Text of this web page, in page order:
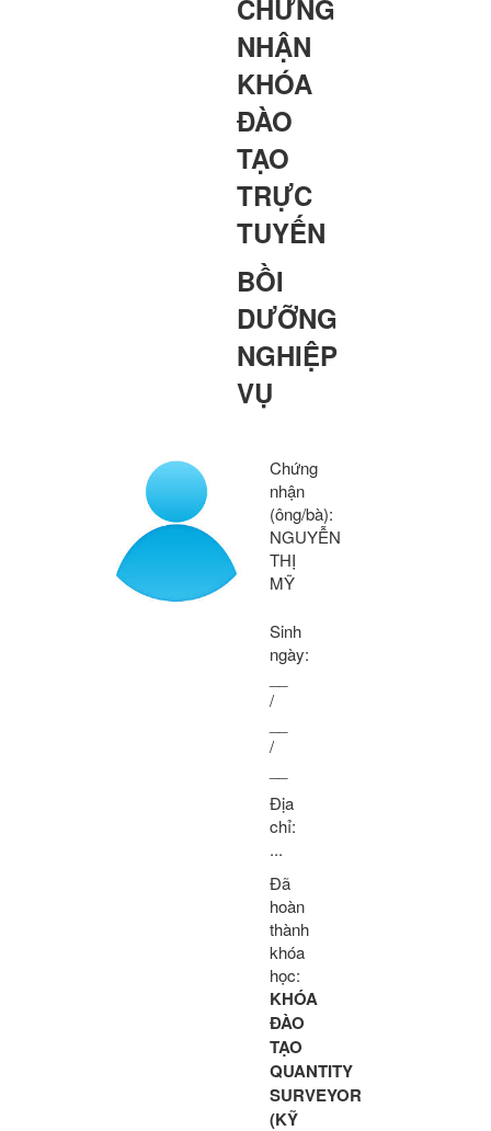
CHỨNG
NHẬN
KHÓA
ĐÀO
TẠO
TRỰC
TUYẾN
BỒI
DƯỠNG
NGHIỆP
VỤ
Chứng
nhận
(ông/bà):
NGUYỄN
THỊ
MỸ
Sinh
ngày:
/
/
Địa
chỉ:
...
Đã
hoàn
thành
khóa
học:
KHÓA
ĐÀO
TẠO
QUANTITY
SURVEYOR
(KỸ